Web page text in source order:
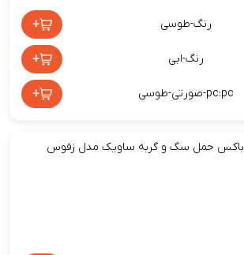
رنگ-طوسی +
رنگ-ابی +
pc:pc-صورتی-طوسی +
باکس حمل سگ و گربه ساویک مدل زفوس